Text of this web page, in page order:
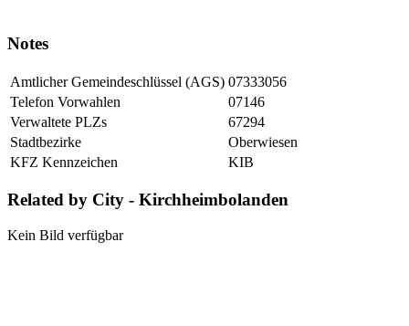
Notes
Amtlicher Gemeindeschlüssel (AGS) 07333056
Telefon Vorwahlen
07146
Verwaltete PLZs
67294
Stadtbezirke
Oberwiesen
KFZ Kennzeichen
KIB
Related by City - Kirchheimbolanden
Kein Bild verfügbar